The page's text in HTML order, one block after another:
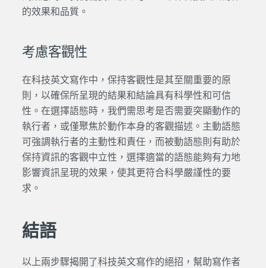
的效果和品質。
考慮客觀性
在科技英文寫作中，保持客觀性是其至關重要的原
則，以確保所呈現的結果和結論具有科學性和可信
性。在選擇語態時，我們需思考是否需要突顯動作的
執行者，或僅聚焦於動作本身的客觀描述。主動語態
可強調執行者的主動性和責任，而被動語態則有助於
保持資訊的客觀中立性，選擇適當的語態能夠有力地
影響資訊呈現的效果，使其更符合科學嚴謹性的要
求。
結語
以上兩步驟揭開了科技英文寫作的絕招，幫助寫作者